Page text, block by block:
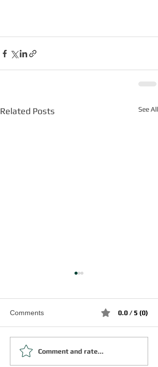
Related Posts See All
日本語が生み出す新しい
出会いと楽しい時間
Comments 0.0 / 5 (0)
Comment and rate...